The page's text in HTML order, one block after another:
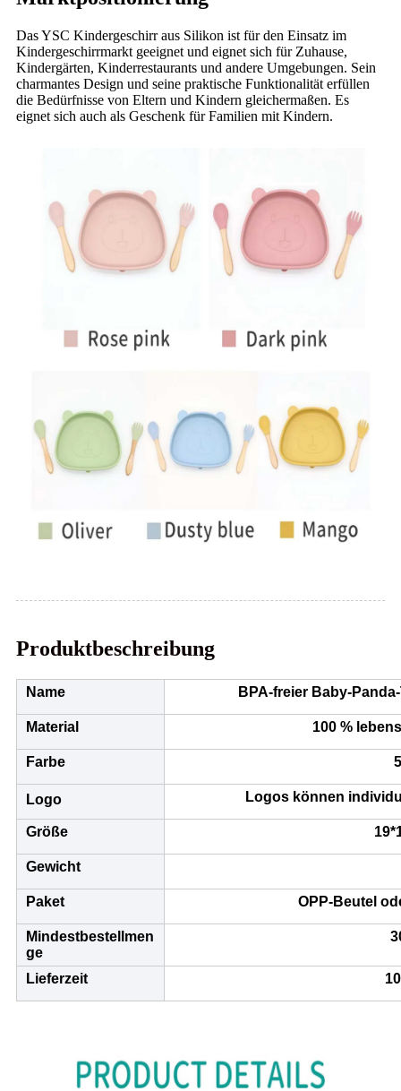
Das YSC Kindergeschirr aus Silikon ist für den Einsatz im
Kindergeschirrmarkt geeignet und eignet sich für Zuhause,
Kindergärten, Kinderrestaurants und andere Umgebungen. Sein
charmantes Design und seine praktische Funktionalität erfüllen
die Bedürfnisse von Eltern und Kindern gleichermaßen. Es
eignet sich auch als Geschenk für Familien mit Kindern.
Produktbeschreibung
Name BPA-freier Baby-
Material 100 %
Farbe
Logo Logos können
Größe
Gewicht
Paket OPP-Beutel
Mindestbestellmen
ge
Lieferzeit